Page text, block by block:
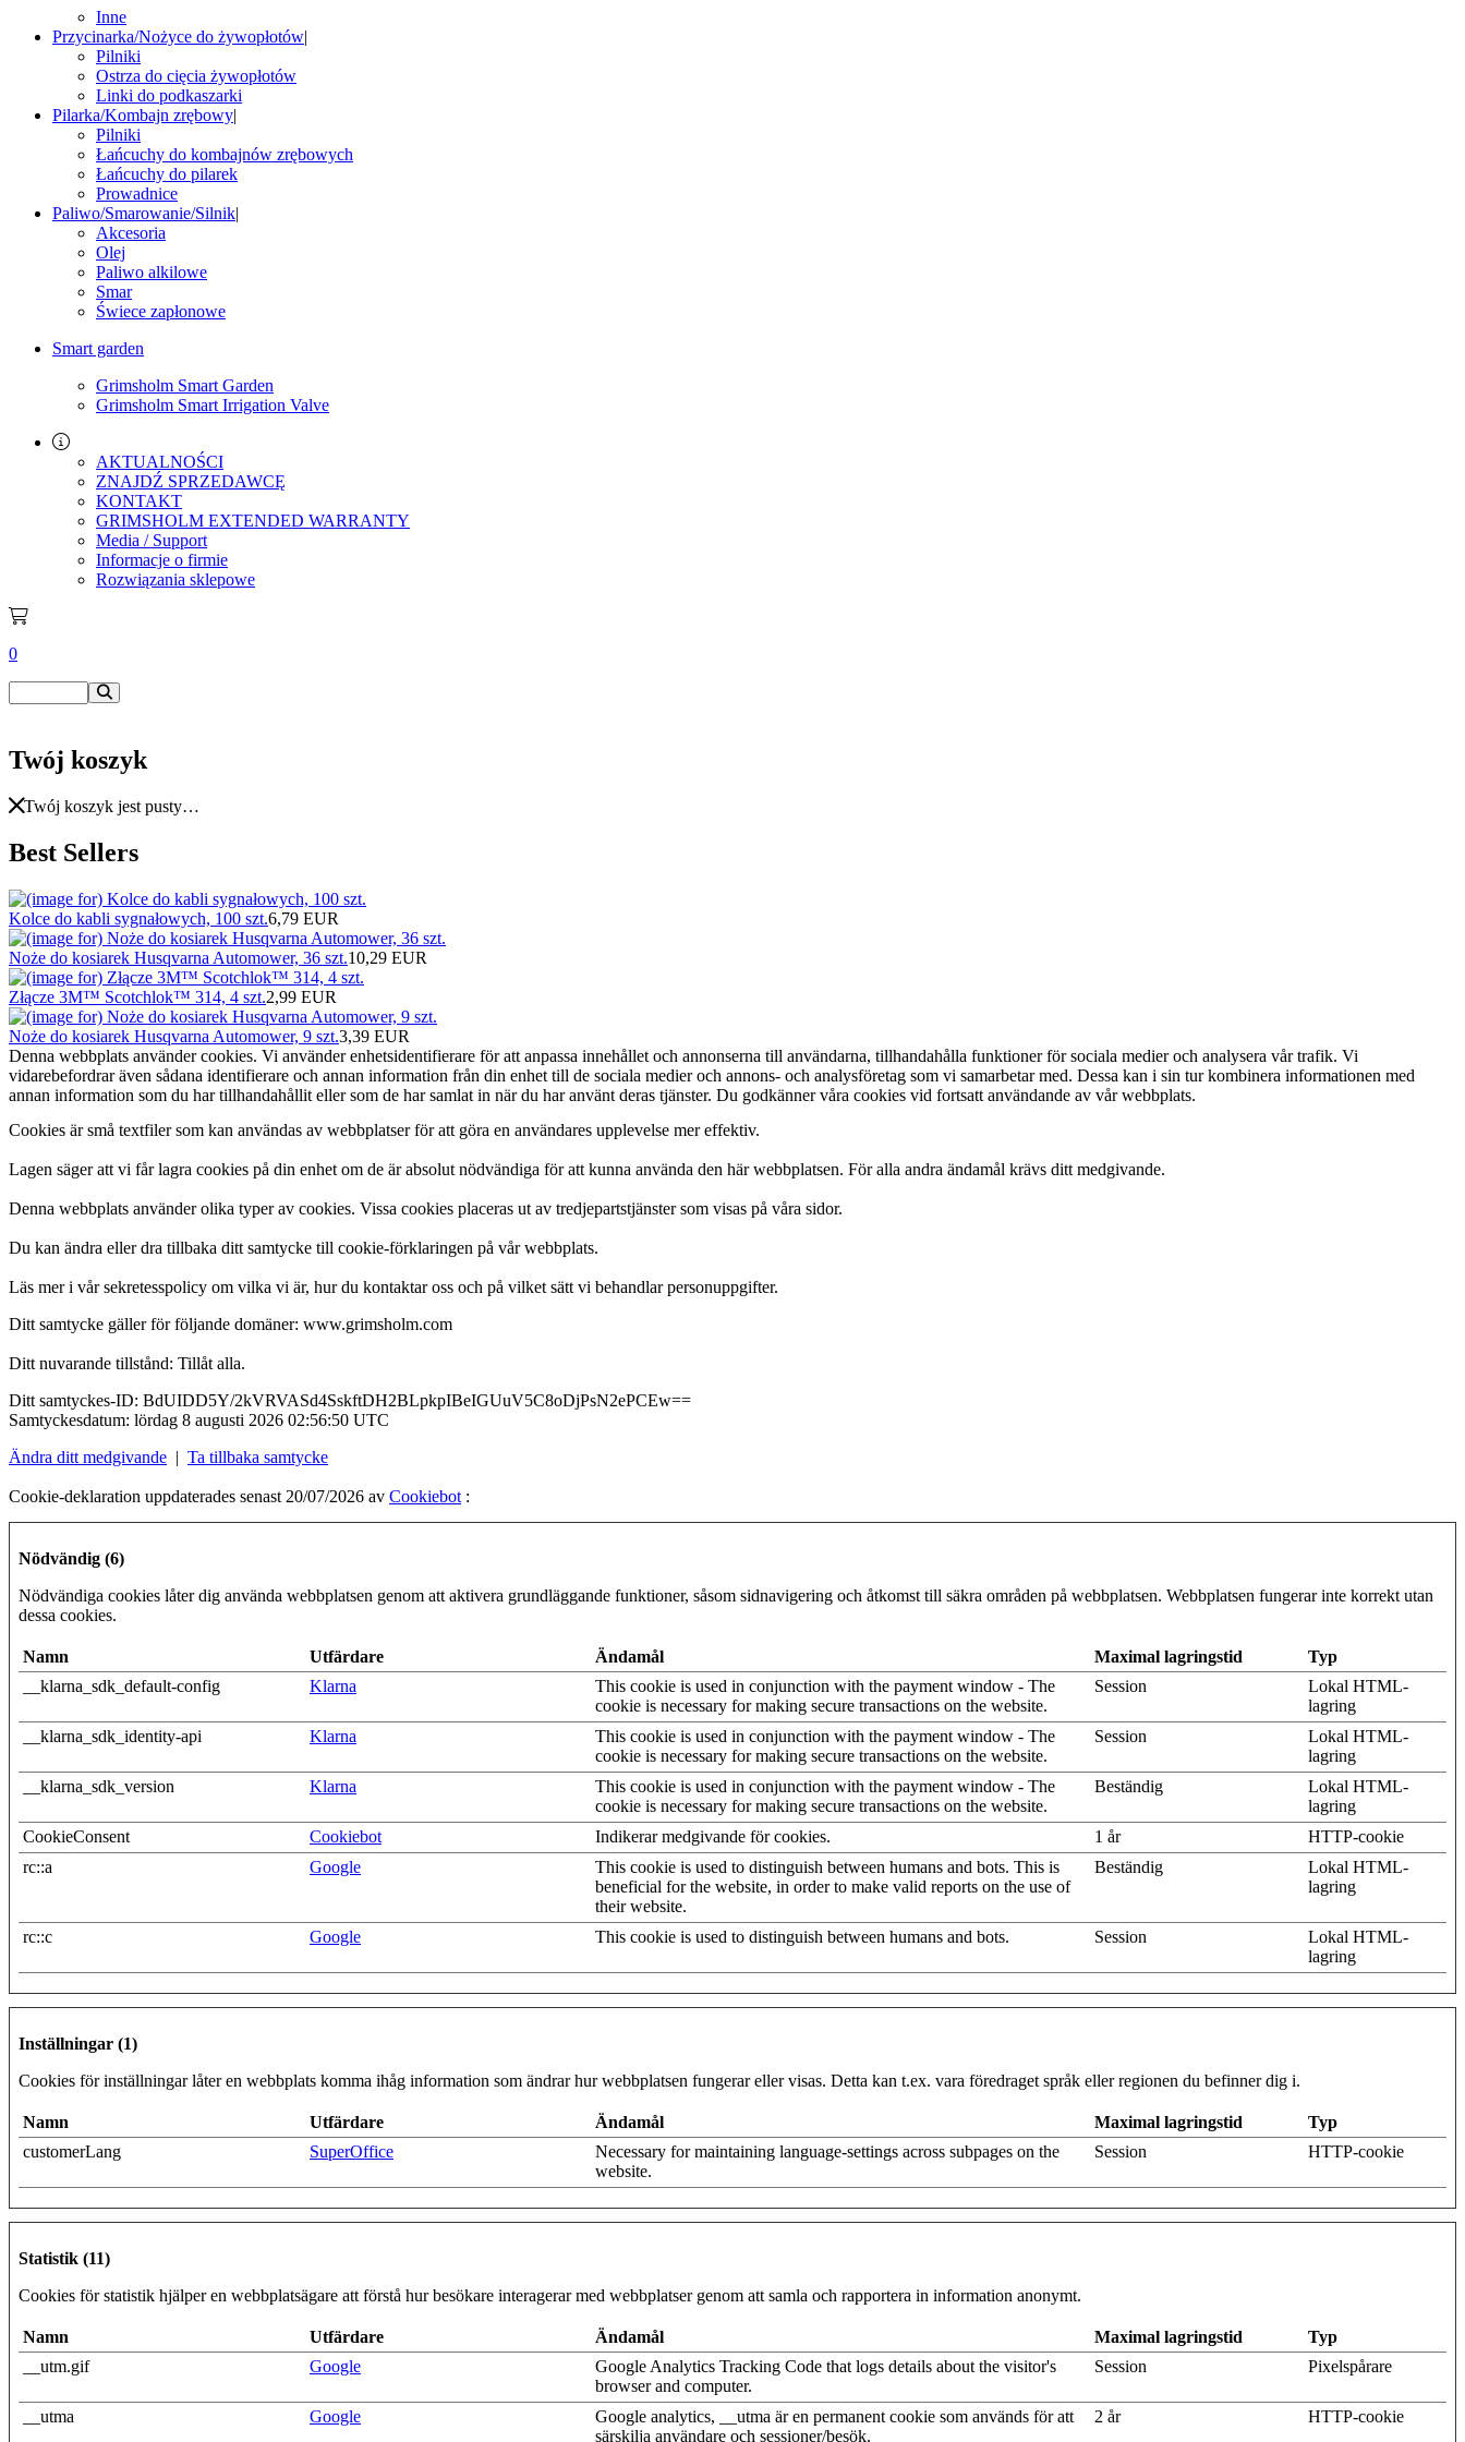
Inne
Przycinarka/Nożyce do żywopłotów|
Pilniki
Ostrza do cięcia żywopłotów
Linki do podkaszarki
Pilarka/Kombajn zrębowy|
Pilniki
Łańcuchy do kombajnów zrębowych
Łańcuchy do pilarek
Prowadnice
Paliwo/Smarowanie/Silnik|
Akcesoria
Olej
Paliwo alkilowe
Smar
Świece zapłonowe
Smart garden
Grimsholm Smart Garden
Grimsholm Smart Irrigation Valve
AKTUALNOŚCI
ZNAJDŹ SPRZEDAWCĘ
KONTAKT
GRIMSHOLM EXTENDED WARRANTY
Media / Support
Informacje o firmie
Rozwiązania sklepowe
0
Twój koszyk
Twój koszyk jest pusty…
Best Sellers
Kolce do kabli sygnałowych, 100 szt.6,79 EUR
Noże do kosiarek Husqvarna Automower, 36 szt.10,29 EUR
Złącze 3M™ Scotchlok™ 314, 4 szt.2,99 EUR
Noże do kosiarek Husqvarna Automower, 9 szt.3,39 EUR
Denna webbplats använder cookies. Vi använder enhetsidentifierare för att anpassa innehållet och annonserna till användarna, tillhandahålla funktioner för sociala medier och analysera vår trafik. Vi
vidarebefordrar även sådana identifierare och annan information från din enhet till de sociala medier och annons- och analysföretag som vi samarbetar med. Dessa kan i sin tur kombinera informationen med
annan information som du har tillhandahållit eller som de har samlat in när du har använt deras tjänster. Du godkänner våra cookies vid fortsatt användande av vår webbplats.
Cookies är små textfiler som kan användas av webbplatser för att göra en användares upplevelse mer effektiv.
Lagen säger att vi får lagra cookies på din enhet om de är absolut nödvändiga för att kunna använda den här webbplatsen. För alla andra ändamål krävs ditt medgivande.
Denna webbplats använder olika typer av cookies. Vissa cookies placeras ut av tredjepartstjänster som visas på våra sidor.
Du kan ändra eller dra tillbaka ditt samtycke till cookie-förklaringen på vår webbplats.
Läs mer i vår sekretesspolicy om vilka vi är, hur du kontaktar oss och på vilket sätt vi behandlar personuppgifter.
Ditt samtycke gäller för följande domäner: www.grimsholm.com
Ditt nuvarande tillstånd: Tillåt alla.
Ditt samtyckes-ID: BdUIDD5Y/2kVRVASd4SskftDH2BLpkpIBeIGUuV5C8oDjPsN2ePCEw==
Samtyckesdatum: lördag 8 augusti 2026 02:56:50 UTC
Ändra ditt medgivande | Ta tillbaka samtycke
Cookie-deklaration uppdaterades senast 20/07/2026 av Cookiebot :
Nödvändig (6)
Nödvändiga cookies låter dig använda webbplatsen genom att aktivera grundläggande funktioner, såsom sidnavigering och åtkomst till säkra områden på webbplatsen. Webbplatsen fungerar inte korrekt utan
dessa cookies.
Namn Utfärdare Ändamål Maximal lagringstid
Typ
__klarna_sdk_default-config
Klarna
This cookie is used in conjunction with the payment window - The
cookie is necessary for making secure transactions on the website.
Session
Lokal HTML-
lagring
__klarna_sdk_identity-api
Klarna
This cookie is used in conjunction with the payment window - The
cookie is necessary for making secure transactions on the website.
Session
Lokal HTML-
lagring
__klarna_sdk_version
Klarna
This cookie is used in conjunction with the payment window - The
cookie is necessary for making secure transactions on the website.
Beständig
Lokal HTML-
lagring
CookieConsent
Cookiebot Indikerar medgivande för cookies. 1 år
HTTP-cookie
rc::a
Google
This cookie is used to distinguish between humans and bots. This is
beneficial for the website, in order to make valid reports on the use of
their website.
Beständig
Lokal HTML-
lagring
rc::c Google This cookie is used to distinguish between humans and bots. Session
Lokal HTML-
lagring
Inställningar (1)
Cookies för inställningar låter en webbplats komma ihåg information som ändrar hur webbplatsen fungerar eller visas. Detta kan t.ex. vara föredraget språk eller regionen du befinner dig i.
Namn Utfärdare Ändamål Maximal lagringstid
Typ
customerLang
SuperOffice
Necessary for maintaining language-settings across subpages on the
website.
Session HTTP-cookie
Statistik (11)
Cookies för statistik hjälper en webbplatsägare att förstå hur besökare interagerar med webbplatser genom att samla och rapportera in information anonymt.
Namn Utfärdare Ändamål Maximal lagringstid
Typ
__utm.gif
Google
Google Analytics Tracking Code that logs details about the visitor's
browser and computer.
Session Pixelspårare
__utma Google
Google analytics, __utma är en permanent cookie som används för att
särskilja användare och sessioner/besök.
2 år HTTP-cookie